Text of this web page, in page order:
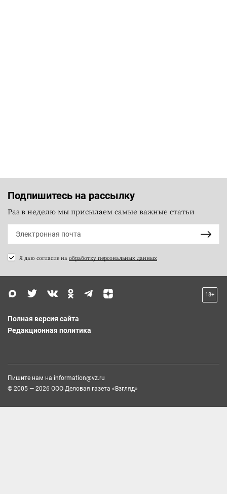
Подпишитесь на рассылку
Раз в неделю мы присылаем самые важные статьи
Я даю согласие на обработку персональных данных
18+
Полная версия сайта
Редакционная политика
Пишите нам на information@vz.ru
© 2005 — 2026 ООО Деловая газета «Взгляд»